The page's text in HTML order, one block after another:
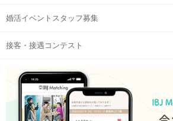
STEP2 自分のプロフィールをチェック
婚活イベントスタッフ募集
接客・接遇コンテスト